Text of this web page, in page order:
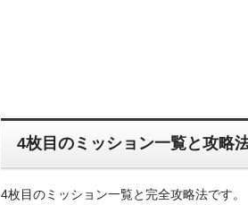
4枚目のミッション一覧と攻略
4枚目のミッション一覧と完全攻略法です。